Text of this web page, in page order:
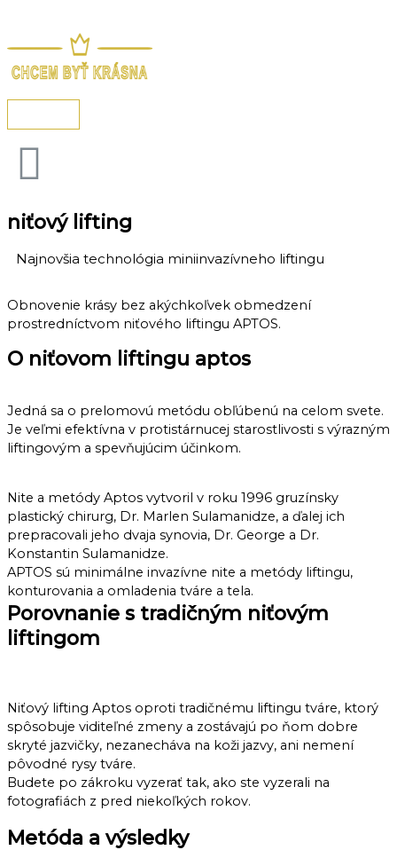
obsah
niťový lifting
Najnovšia technológia miniinvazívneho liftingu
Obnovenie krásy bez akýchkoľvek obmedzení
prostredníctvom niťového liftingu APTOS.
O niťovom liftingu aptos
Jedná sa o prelomovú metódu obľúbenú na celom svete.
Je veľmi efektívna v protistárnucej starostlivosti s výrazným
liftingovým a spevňujúcim účinkom.
Nite a metódy Aptos vytvoril v roku 1996 gruzínsky
plastický chirurg, Dr. Marlen Sulamanidze, a ďalej ich
prepracovali jeho dvaja synovia, Dr. George a Dr.
Konstantin Sulamanidze.
APTOS sú minimálne invazívne nite a metódy liftingu,
konturovania a omladenia tváre a tela.
Porovnanie s tradičným niťovým
liftingom​
Niťový lifting Aptos oproti tradičnému liftingu tváre, ktorý
spôsobuje viditeľné zmeny a zostávajú po ňom dobre
skryté jazvičky, nezanecháva na koži jazvy, ani nemení
pôvodné rysy tváre.
Budete po zákroku vyzerať tak, ako ste vyzerali na
fotografiách z pred niekoľkých rokov.
Metóda a výsledky​